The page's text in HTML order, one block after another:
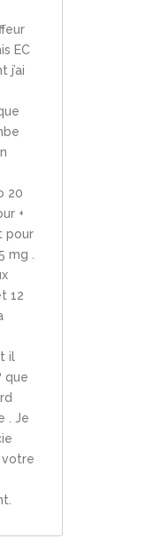
EC
j’ai
20
+
pour
mg .
12
il
que
. Je
votre